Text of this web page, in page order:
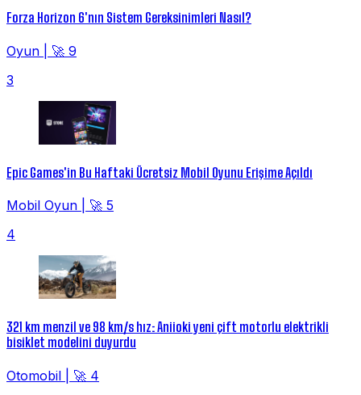
Forza Horizon 6'nın Sistem Gereksinimleri Nasıl?
Oyun
🚀 9
3
Epic Games'in Bu Haftaki Ücretsiz Mobil Oyunu Erişime Açıldı
Mobil Oyun
🚀 5
4
321 km menzil ve 98 km/s hız: Aniioki yeni çift motorlu elektrikli
bisiklet modelini duyurdu
Otomobil 🚀 4